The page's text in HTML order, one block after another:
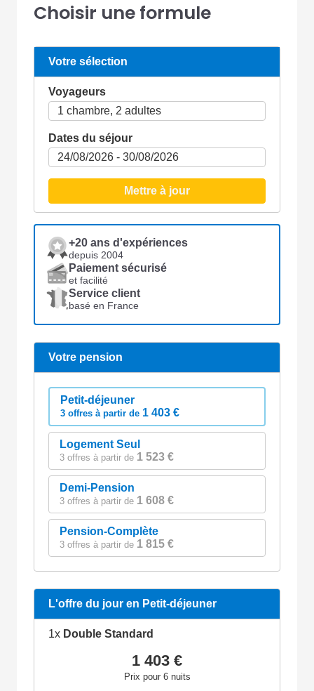
Choisir une formule
Votre sélection
Voyageurs
Dates du séjour
Mettre à jour
+20 ans d'expériences
depuis 2004
Paiement sécurisé
et facilité
Service client
basé en France
Votre pension
Petit-déjeuner
3 offres à partir de 1 403 €
Logement Seul
3 offres à partir de 1 523 €
Demi-Pension
3 offres à partir de 1 608 €
Pension-Complète
3 offres à partir de 1 815 €
L'offre du jour en Petit-déjeuner
1x Double Standard
1 403 €
Prix pour 6 nuits